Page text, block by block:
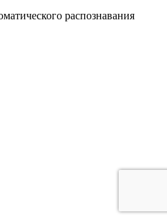
распознавания